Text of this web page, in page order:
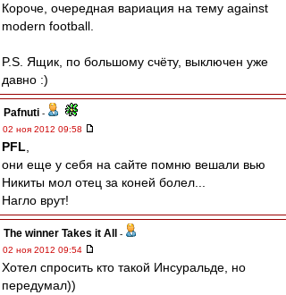
Короче, очередная вариация на тему against
modern football.
P.S. Ящик, по большому счёту, выключен уже
давно :)
Pafnuti -
02 ноя 2012 09:58
PFL
они еще у себя на сайте помню вешали вью
Никиты мол отец за коней болел...
Нагло врут!
The winner Takes it All
-
02 ноя 2012 09:54
Хотел спросить кто такой Инсуральде, но
передумал))